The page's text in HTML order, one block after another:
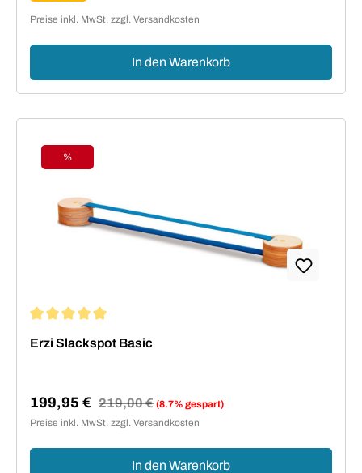
Preise inkl. MwSt. zzgl. Versandkosten
In den Warenkorb
Rabatt
%
Erzi Slackspot Basic
Verkaufspreis:
199,95 € Regulärer Preis:
219,00 € (8.7% gespart)
Preise inkl. MwSt. zzgl. Versandkosten
In den Warenkorb